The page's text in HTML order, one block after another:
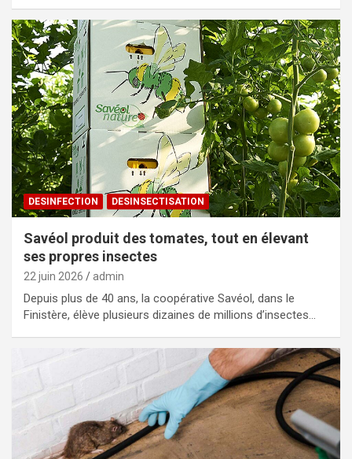
DESINFECTION DESINSECTISATION
Savéol produit des tomates, tout en élevant
ses propres insectes
22 juin 2026 admin
Depuis plus de 40 ans, la coopérative Savéol, dans le
Finistère, élève plusieurs dizaines de millions d’insectes…